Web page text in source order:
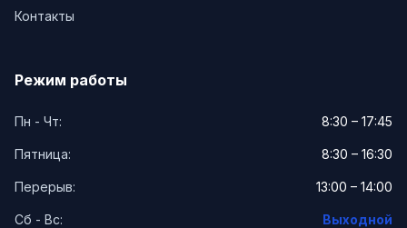
Контакты
Режим работы
Пн - Чт: 8:30 – 17:45
Пятница: 8:30 – 16:30
Перерыв: 13:00 – 14:00
Сб - Вс: Выходной